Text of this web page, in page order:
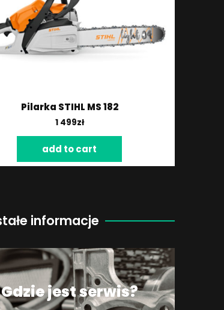
Pilarka STIHL MS 182
1 499zł
add to cart
informacje
Gdzie jest serwis?